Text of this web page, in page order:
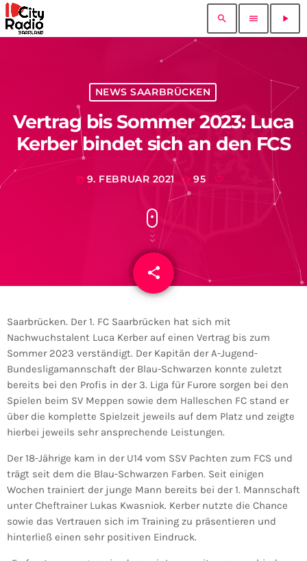
search menu play_arrow
NEWS SAARBRÜCKEN
Vertrag bis Sommer 2023: Luca
Kerber bindet sich an den FCS
today 9. FEBRUAR 2021 95
share
email
Saarbrücken. Der 1. FC Saarbrücken hat sich mit
Nachwuchstalent Luca Kerber auf einen Vertrag bis zum
Sommer 2023 verständigt. Der Kapitän der A-Jugend-
Bundesligamannschaft der Blau-Schwarzen konnte zuletzt
bereits bei den Profis in der 3. Liga für Furore sorgen bei den
Spielen beim SV Meppen sowie dem Halleschen FC stand er
über die komplette Spielzeit jeweils auf dem Platz und zeigte
hierbei jeweils sehr ansprechende Leistungen.
Der 18-Jährige kam in der U14 vom SSV Pachten zum FCS und
trägt seit dem die Blau-Schwarzen Farben. Seit einigen
Wochen trainiert der junge Mann bereits bei der 1. Mannschaft
unter Cheftrainer Lukas Kwasniok. Kerber nutzte die Chance
sowie das Vertrauen sich im Training zu präsentieren und
hinterließ einen sehr positiven Eindruck.